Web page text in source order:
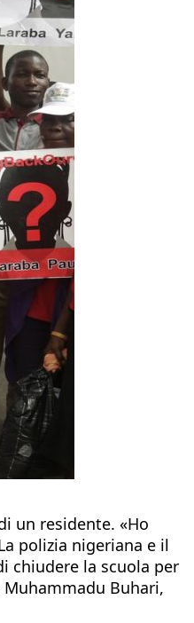
un residente. «Ho
polizia nigeriana e il
chiudere la scuola per
Buhari,